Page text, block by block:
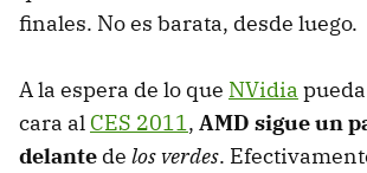
finales. No es barata, desde luego.
A la espera de lo que NVidia
cara al CES 2011, AMD sigue un
delante de los verdes.